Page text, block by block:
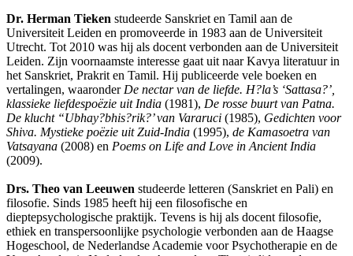
Dr. Herman Tieken studeerde Sanskriet en Tamil aan de
Universiteit Leiden en promoveerde in 1983 aan de Universiteit
Utrecht. Tot 2010 was hij als docent verbonden aan de Universiteit
Leiden. Zijn voornaamste interesse gaat uit naar Kavya literatuur in
het Sanskriet, Prakrit en Tamil. Hij publiceerde vele boeken en
vertalingen, waaronder De nectar van de liefde. H?la’s ‘Sattasa?’,
klassieke liefdespoëzie uit India (1981), De rosse buurt van Patna.
De klucht “Ubhay?bhis?rik?’ van Vararuci (1985), Gedichten voor
Shiva. Mystieke poëzie uit Zuid-India (1995), de Kamasoetra van
Vatsayana (2008) en Poems on Life and Love in Ancient India
(2009).
Drs. Theo van Leeuwen studeerde letteren (Sanskriet en Pali) en
filosofie. Sinds 1985 heeft hij een filosofische en
dieptepsychologische praktijk. Tevens is hij als docent filosofie,
ethiek en transpersoonlijke psychologie verbonden aan de Haagse
Hogeschool, de Nederlandse Academie voor Psychotherapie en de